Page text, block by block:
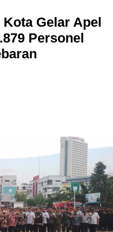
Gelar Apel
Personel